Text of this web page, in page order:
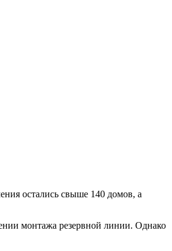
остались свыше 140 домов, а
монтажа резервной линии. Однако